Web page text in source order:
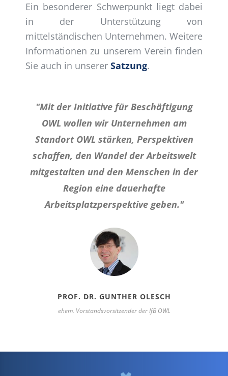
Ein besonderer Schwerpunkt liegt dabei
in der Unterstützung von
mittelständischen Unternehmen. Weitere
Informationen zu unserem Verein finden
Sie auch in unserer Satzung.
"Mit der Initiative für Beschäftigung
OWL wollen wir Unternehmen am
Standort OWL stärken, Perspektiven
schaffen, den Wandel der Arbeitswelt
mitgestalten und den Menschen in der
Region eine dauerhafte
Arbeitsplatzperspektive geben."
PROF. DR. GUNTHER OLESCH
ehem. Vorstandsvorsitzender der IfB OWL